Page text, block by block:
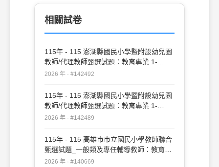
相關試卷
115年 - 115 澎湖縣國民小學暨附設幼兒園
教師/代理教師甄選試題：教育專業 1-
20#142492
2026 年 · #142492
115年 - 115 澎湖縣國民小學暨附設幼兒園
教師/代理教師甄選試題：教育專業 1-
50#142489
2026 年 · #142489
115年 - 115 高雄市市立國民小學教師聯合
甄選試題_一般類及專任輔導教師：教育專
業#140669
2026 年 · #140669